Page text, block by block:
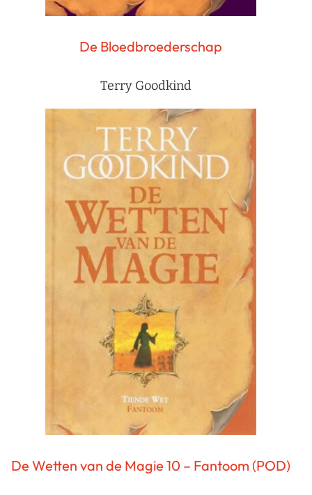
De Bloedbroederschap
Terry Goodkind
De Wetten van de Magie 10 – Fantoom (POD)